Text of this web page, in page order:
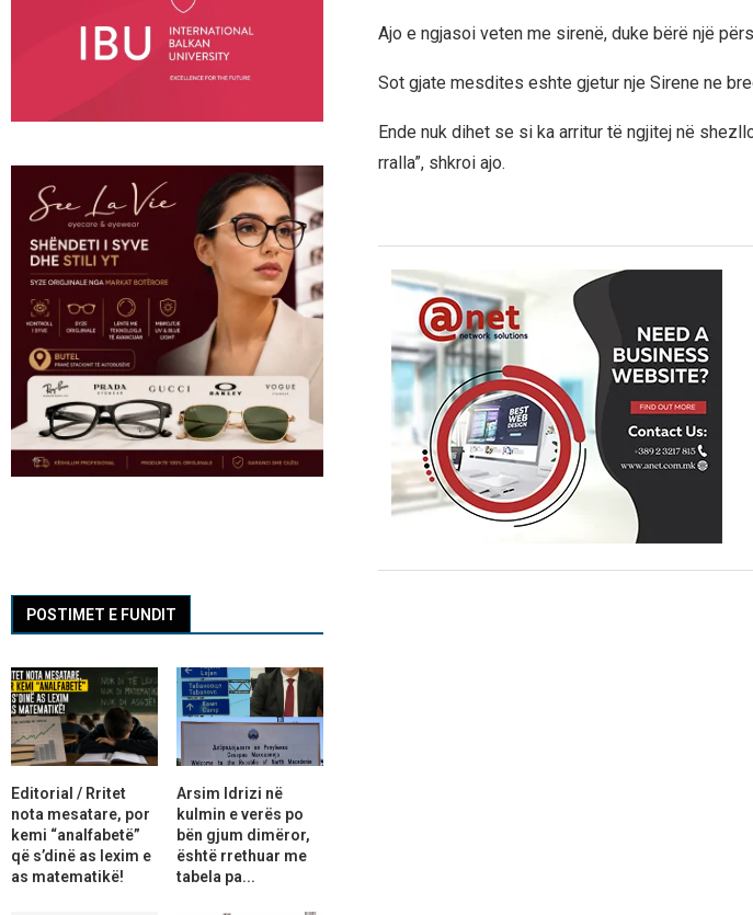
Ajo e ngjasoi veten me sirenë, duke bërë një
Sot gjate mesdites eshte gjetur nje Sirene ne
Ende nuk dihet se si ka arritur të ngjitej në
rralla”, shkroi ajo.
POSTIMET E FUNDIT
Editorial / Rritet
nota mesatare, por
kemi “analfabetë”
që s’dinë as lexim e
as matematikë!
Arsim Idrizi në
kulmin e verës po
bën gjum dimëror,
është rrethuar me
tabela pa...